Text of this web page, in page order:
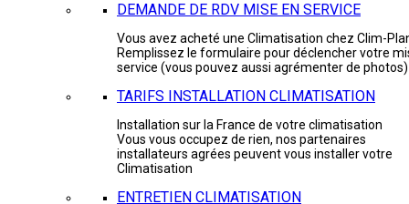
DEMANDE DE RDV MISE EN SERVICE
Vous avez acheté une Climatisation chez Clim-
Remplissez le formulaire pour déclencher votre
service (vous pouvez aussi agrémenter de photos)
TARIFS INSTALLATION CLIMATISATION
Installation sur la France de votre climatisation
Vous vous occupez de rien, nos partenaires
installateurs agrées peuvent vous installer votre
Climatisation
ENTRETIEN CLIMATISATION